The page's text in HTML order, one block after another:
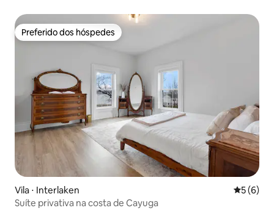
Preferido dos hóspedes
Preferido dos hóspedes
Vila ⋅ Interlaken 5 de
5 (6)
Suíte privativa na costa de Cayuga